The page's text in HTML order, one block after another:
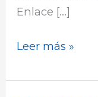
Enlace […]
EDIFICACIONES
EN
VILLAESPER
Leer más »